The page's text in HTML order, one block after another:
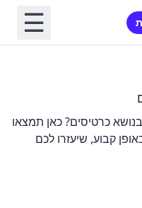
☰
כרטיסים? כאן תמצאו
קבוע, שיעזרו לכם